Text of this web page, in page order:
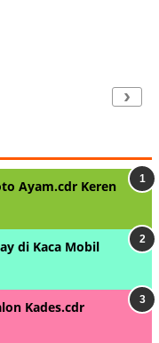
›
Ayam.cdr Keren
di Kaca Mobil
Kades.cdr